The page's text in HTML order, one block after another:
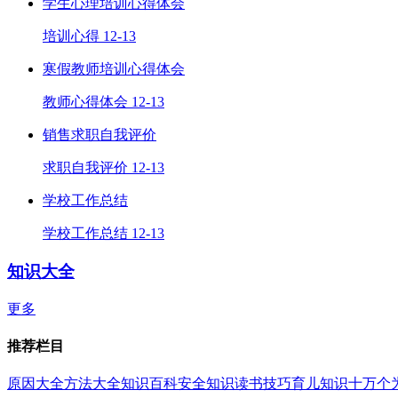
学生心理培训心得体会
培训心得 12-13
寒假教师培训心得体会
教师心得体会 12-13
销售求职自我评价
求职自我评价 12-13
学校工作总结
学校工作总结 12-13
知识大全
更多
推荐栏目
原因大全方法大全知识百科安全知识读书技巧育儿知识十万个